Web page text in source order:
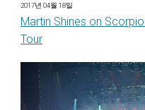
2017년 04월 18일
Martin Shines on
Tour